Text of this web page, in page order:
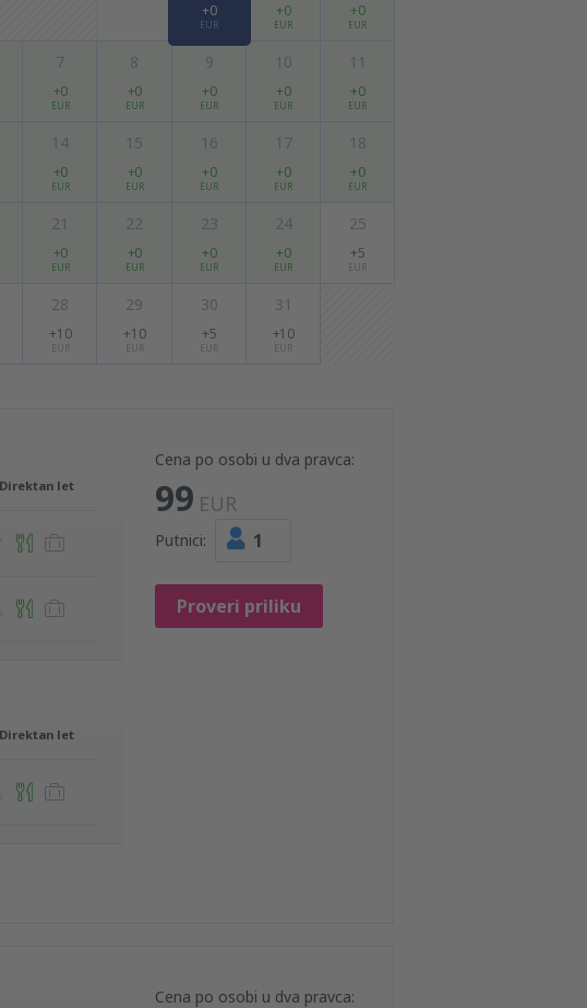
+0
EUR
+0
EUR
+0
EUR
7
+0
EUR
8
+0
EUR
9
+0
EUR
10
+0
EUR
11
+0
EUR
14
+0
EUR
15
+0
EUR
16
+0
EUR
17
+0
EUR
18
+0
EUR
21
+0
EUR
22
+0
EUR
23
+0
EUR
24
+0
EUR
25
+5
EUR
28
+10
EUR
29
+10
EUR
30
+5
EUR
31
+10
EUR
Cena po osobi u dva pravca:
99 EUR
Putnici: 1
Proveri priliku
Direktan let
Direktan let
Cena po osobi u dva pravca: